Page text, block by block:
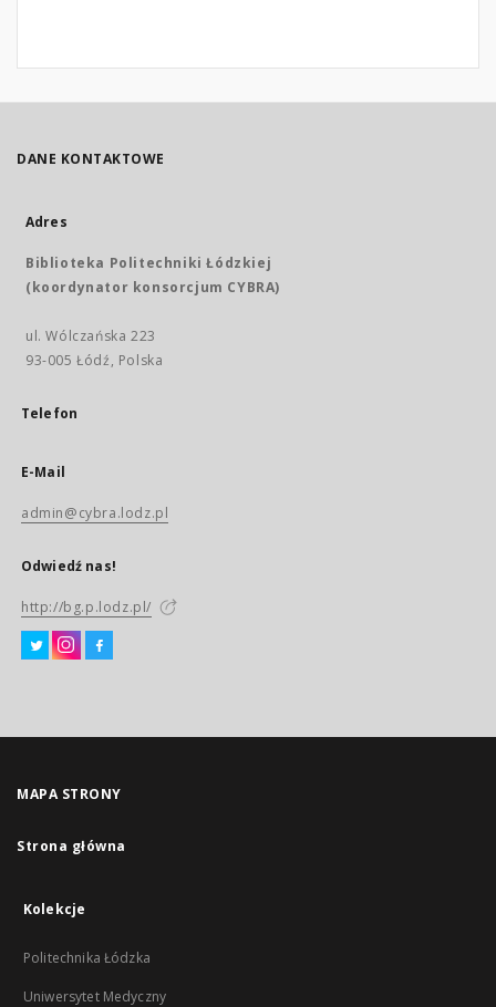
DANE KONTAKTOWE
Adres
Biblioteka Politechniki Łódzkiej
(koordynator konsorcjum CYBRA)
ul. Wólczańska 223
93-005 Łódź, Polska
Telefon
E-Mail
admin@cybra.lodz.pl
Odwiedź nas!
http://bg.p.lodz.pl/
MAPA STRONY
Strona główna
Kolekcje
Politechnika Łódzka
Uniwersytet Medyczny